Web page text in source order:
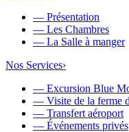
— Présentation
— Les Chambres
— La Salle à manger
Nos Services›
— Excursion Blue
— Visite de la ferme
— Transfert aéroport
— Événements privés